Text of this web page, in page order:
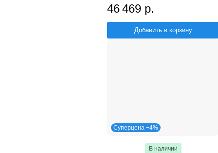
46 469 р.
Добавить в корзину
Суперцена −4%
В наличии